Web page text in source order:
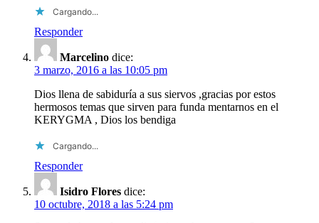
Cargando...
Responder
Marcelino dice:
3 marzo, 2016 a las 10:05 pm
Dios llena de sabiduría a sus siervos ,gracias por estos
hermosos temas que sirven para funda mentarnos en el
KERYGMA , Dios los bendiga
Cargando...
Responder
Isidro Flores dice:
10 octubre, 2018 a las 5:24 pm